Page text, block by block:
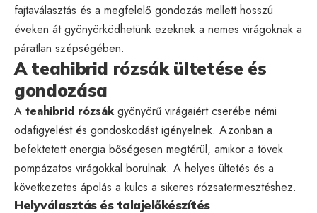
fajtaválasztás és a megfelelő gondozás mellett hosszú
éveken át gyönyörködhetünk ezeknek a nemes virágoknak a
páratlan szépségében.
A teahibrid rózsák ültetése és
gondozása
A teahibrid rózsák gyönyörű virágaiért cserébe némi
odafigyelést és gondoskodást igényelnek. Azonban a
befektetett energia bőségesen megtérül, amikor a tövek
pompázatos virágokkal borulnak. A helyes ültetés és a
következetes ápolás a kulcs a sikeres rózsatermesztéshez.
Helyválasztás és talajelőkészítés